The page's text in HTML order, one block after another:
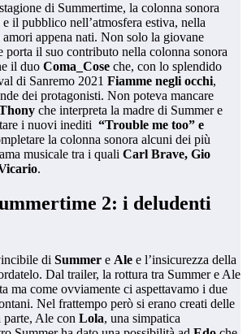
di Summertime, la colonna sonora
il pubblico nell’atmosfera estiva, nella
amori appena nati. Non solo la giovane
porta il suo contributo nella colonna sonora
il duo Coma_Cose che, con lo splendido
di Sanremo 2021 Fiamme negli occhi,
dei protagonisti. Non poteva mancare
che interpreta la madre di Summer e
i nuovi inediti “Trouble me too” e
la colonna sonora alcuni dei più
musicale tra i quali Carl Brave, Gio
.
2: i deludenti
di Summer e Ale e l’insicurezza della
Dal trailer, la rottura tra Summer e Ale
ma come ovviamente ci aspettavamo i due
Nel frattempo però si erano creati delle
Ale con Lola, una simpatica